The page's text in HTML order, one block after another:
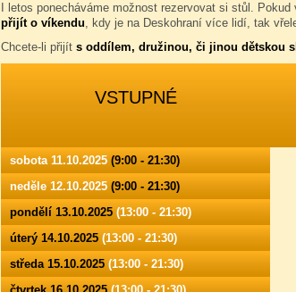
I letos ponecháváme možnost rezervovat si stůl.
přijít o víkendu, kdy je na Deskohraní více lidí, tak
Chcete-li přijít s oddílem, družinou, či jinou dětskou
VSTUPNÉ
sobota 11.10.2025 (9:00 - 21:30)
neděle 12.10.2025 (9:00 - 21:30)
pondělí 13.10.2025 (13:00 - 21:30)
úterý 14.10.2025 (13:00 - 21:30)
středa 15.10.2025 (13:00 - 21:30)